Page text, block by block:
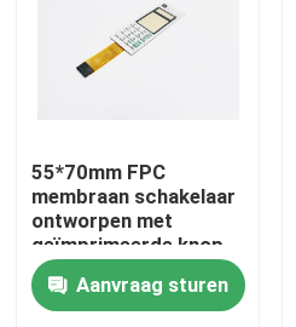
Thuis
Producten
Videos
55*70mm FPC
membraan schakelaar
ontworpen met
geïmprimeerde knop
en gedrukte zilveren
geleiderAanvraag sturen